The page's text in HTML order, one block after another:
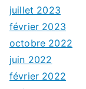
juillet 2023
février 2023
octobre 2022
juin 2022
février 2022